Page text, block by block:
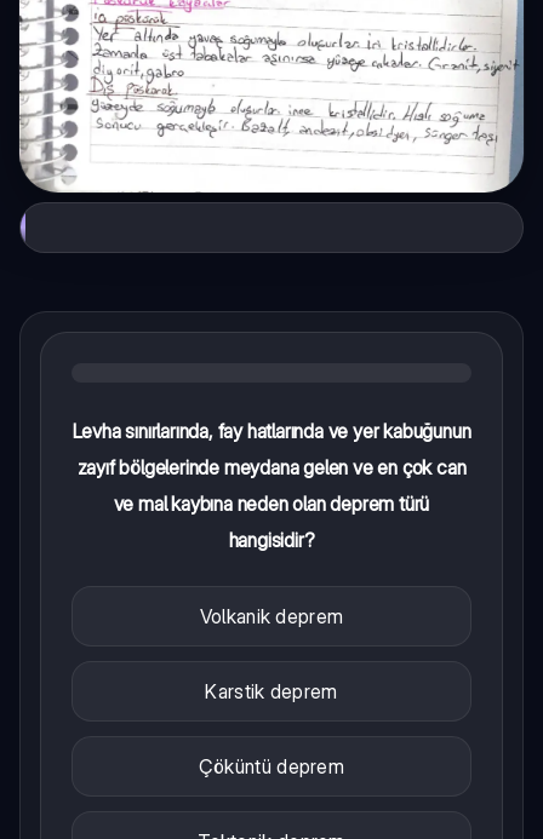
Levha sınırlarında, fay hatlarında ve yer kabuğunun
zayıf bölgelerinde meydana gelen ve en çok can
ve mal kaybına neden olan deprem türü
hangisidir?
Volkanik deprem
Karstik deprem
Çöküntü deprem